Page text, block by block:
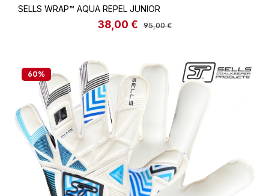
SELLS WRAP™ AQUA REPEL JUNIOR
Verkaufspreis:
38,00 € Regulärer Preis:
95,00 €
60%